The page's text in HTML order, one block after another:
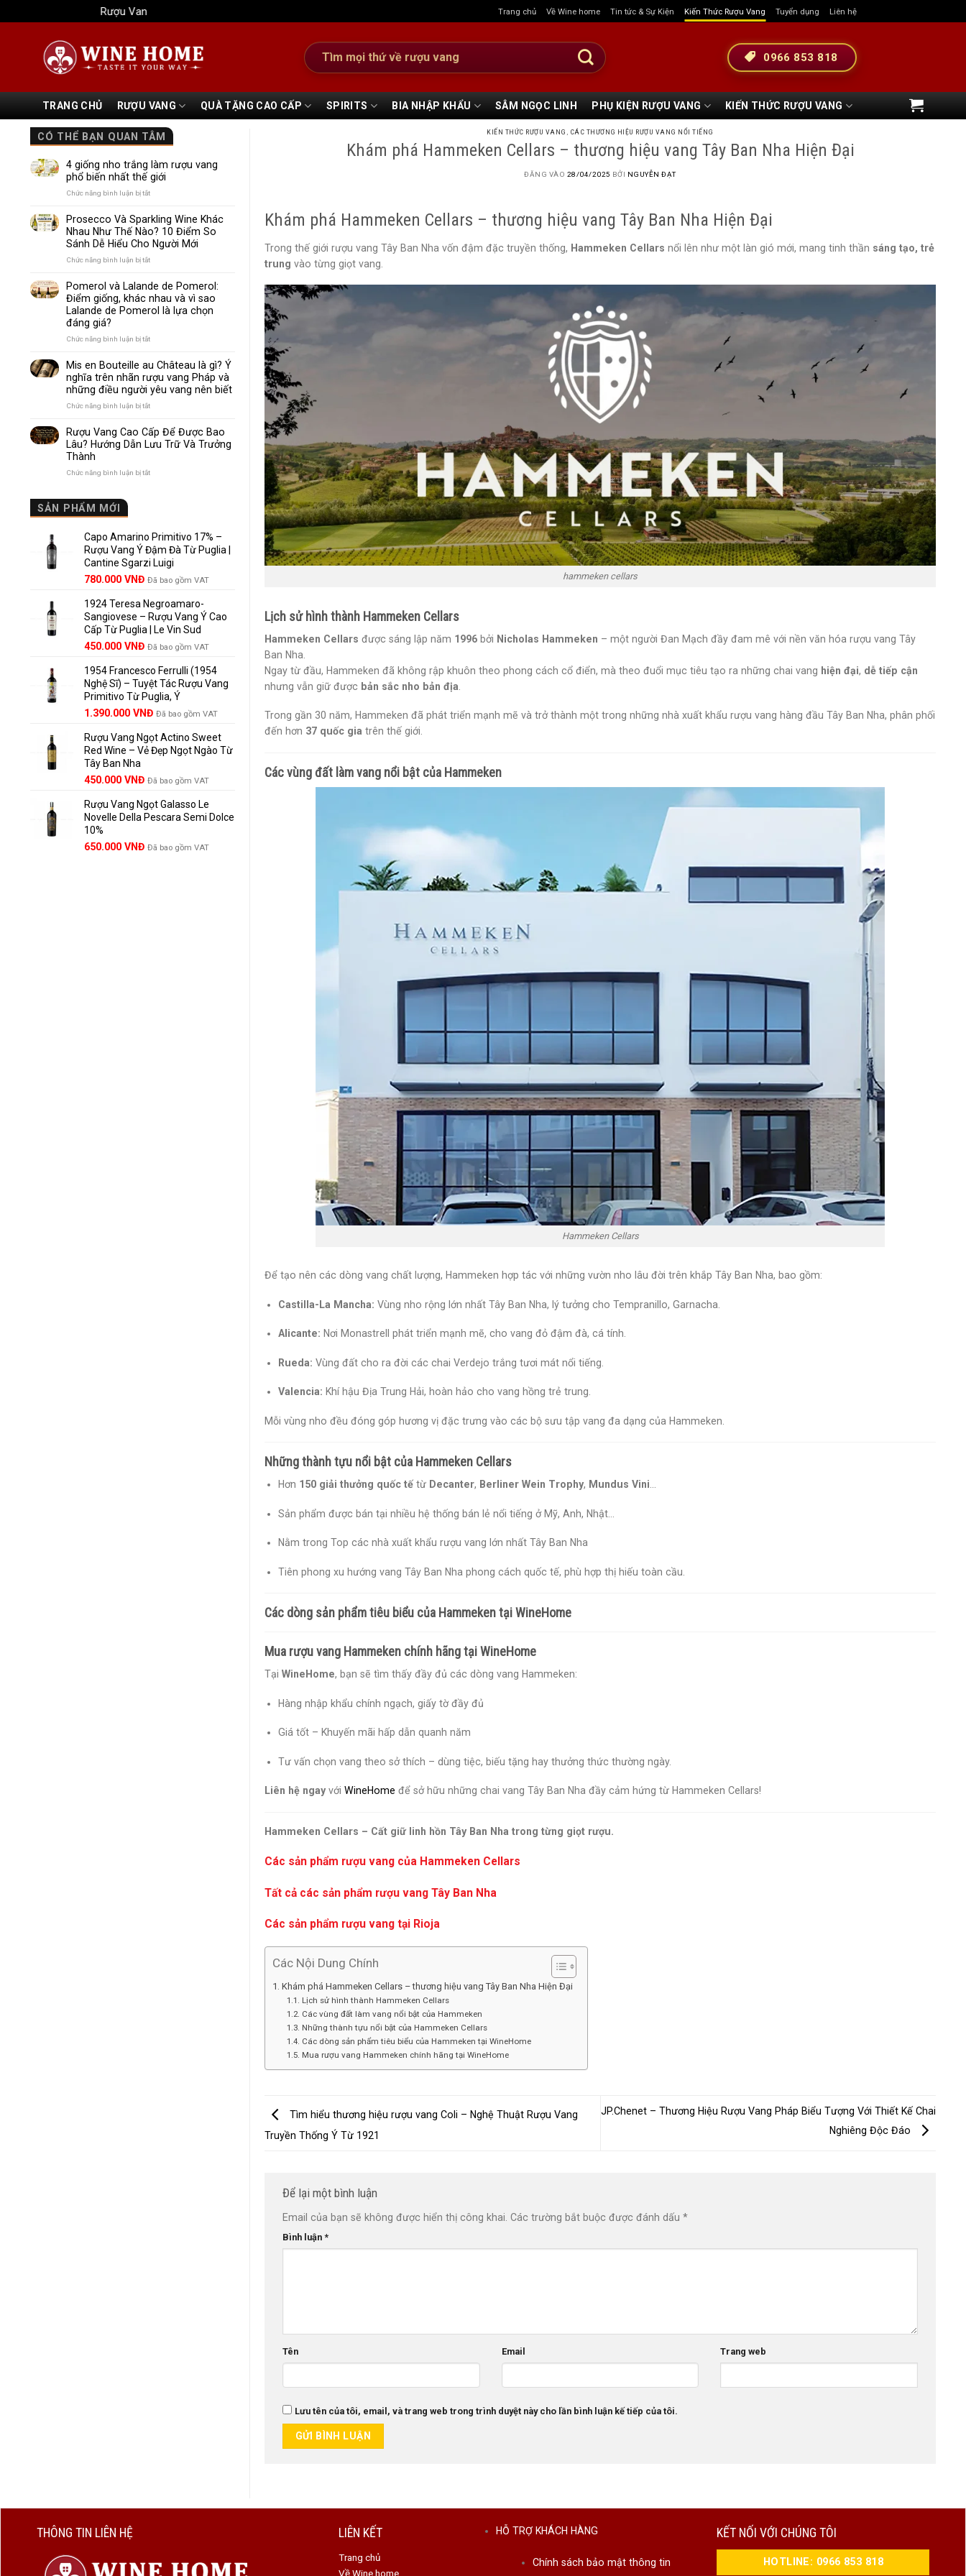
qua
Rượu Vang Wine Home Trang chủ Về Wine home Tin tức & Sự Kiện Kiến Thức Rượu Vang Tuyển dụng Liên hệ
Tìm
kiếm:
0966 853 818
TRANG CHỦ RƯỢU VANG QUÀ TẶNG CAO CẤP SPIRITS BIA NHẬP KHẨU SÂM NGỌC LINH PHỤ KIỆN RƯỢU VANG KIẾN THỨC RƯỢU VANG
CÓ THỂ BẠN QUAN TÂM
4 giống nho trắng làm rượu vang
phổ biến nhất thế giới
Chức năng bình luận bị tắtở
giống
nho
trắng
làm
biến
nhất
thế
Prosecco Và Sparkling Wine Khác
Nhau Như Thế Nào? 10 Điểm So
Sánh Dễ Hiểu Cho Người Mới
Chức năng bình luận bị tắtở
Và
Sparkling
Wine
Khác
10
Điểm
So
Dễ
Cho
Người
Pomerol và Lalande de Pomerol:
Điểm giống, khác nhau và vì sao
Lalande de Pomerol là lựa chọn
đáng giá?
Chức năng bình luận bị tắtở
Lalande
de
Pomerol:
nhau
và
chọn
đáng
giá?
Mis en Bouteille au Château là gì? Ý
nghĩa trên nhãn rượu vang Pháp và
những điều người yêu vang nên biết
Chức năng bình luận bị tắtở
en
Bouteille
au
rượu
vang
Pháp
và
những
yêu
vang
nên
Rượu Vang Cao Cấp Để Được Bao
Lâu? Hướng Dẫn Lưu Trữ Và Trưởng
Thành
Chức năng bình luận bị tắtở
Được
Bao
Lâu?
Hướng
Dẫn
Trữ
Và
Trưởng
Thành
SẢN PHẨM MỚI
Capo Amarino Primitivo 17% –
Rượu Vang Ý Đậm Đà Từ Puglia |
Cantine Sgarzi Luigi
Giá
là:
858.000 VNĐ.
780.000 VNĐGiá
tại
là:
780.000 VNĐ.
Đã bao gồm VAT
1924 Teresa Negroamaro-
Sangiovese – Rượu Vang Ý Cao
Cấp Từ Puglia | Le Vin Sud
Giá
là:
495.000 VNĐ.
450.000 VNĐGiá
tại
là:
450.000 VNĐ.
Đã bao gồm VAT
1954 Francesco Ferrulli (1954
Nghệ Sĩ) – Tuyệt Tác Rượu Vang
Primitivo Từ Puglia, Ý
Giá
là:
1.529.000 VNĐ.
1.390.000 VNĐGiá
tại
là:
Đã bao gồm VAT
Rượu Vang Ngọt Actino Sweet
Red Wine – Vẻ Đẹp Ngọt Ngào Từ
Tây Ban Nha
450.000 VNĐ Đã bao gồm VAT
Rượu Vang Ngọt Galasso Le
Novelle Della Pescara Semi Dolce
10%
650.000 VNĐ Đã bao gồm VAT
KIẾN THỨC RƯỢU VANG CÁC THƯƠNG HIỆU RƯỢU VANG NỔI TIẾNG
Khám phá Hammeken Cellars – thương hiệu vang Tây Ban Nha Hiện Đại
ĐĂNG VÀO 28/04/2025 BỞI NGUYỄN ĐẠT
Khám phá Hammeken Cellars – thương hiệu vang Tây Ban Nha Hiện Đại
Trong thế giới rượu vang Tây Ban Nha vốn đậm đặc truyền thống, Hammeken Cellars nổi lên như một làn gió mới, mang tinh thần sáng tạo, trẻ
trung vào từng giọt vang.
hammeken cellars
Lịch sử hình thành Hammeken Cellars
Hammeken Cellars được sáng lập năm 1996 bởi Nicholas Hammeken – một người Đan Mạch đầy đam mê với nền văn hóa rượu vang Tây
Ban Nha.
Ngay từ đầu, Hammeken đã không rập khuôn theo phong cách cổ điển, mà theo đuổi mục tiêu tạo ra những chai vang hiện đại, dễ tiếp cận
nhưng vẫn giữ được bản sắc nho bản địa
Trong gần 30 năm, Hammeken đã phát triển mạnh mẽ và trở thành một trong những nhà xuất khẩu rượu vang hàng đầu Tây Ban Nha, phân phối
đến hơn 37 quốc gia trên thế giới.
Các vùng đất làm vang nổi bật của Hammeken
Hammeken Cellars
Để tạo nên các dòng vang chất lượng, Hammeken hợp tác với những vườn nho lâu đời trên khắp Tây Ban Nha, bao gồm:
Castilla-La Mancha: Vùng nho rộng lớn nhất Tây Ban Nha, lý tưởng cho Tempranillo, Garnacha.
Alicante: Nơi Monastrell phát triển mạnh mẽ, cho vang đỏ đậm đà, cá tính.
Rueda: Vùng đất cho ra đời các chai Verdejo trắng tươi mát nổi tiếng.
Valencia: Khí hậu Địa Trung Hải, hoàn hảo cho vang hồng trẻ trung.
Mỗi vùng nho đều đóng góp hương vị đặc trưng vào các bộ sưu tập vang đa dạng của Hammeken.
Những thành tựu nổi bật của Hammeken Cellars
Hơn 150 giải thưởng quốc tếtừ Decanter, Berliner Wein Trophy, Mundus Vini…
Sản phẩm được bán tại nhiều hệ thống bán lẻ nổi tiếng ở Mỹ, Anh, Nhật…
Nằm trong Top các nhà xuất khẩu rượu vang lớn nhất Tây Ban Nha
Tiên phong xu hướng vang Tây Ban Nha phong cách quốc tế, phù hợp thị hiếu toàn cầu.
Các dòng sản phẩm tiêu biểu của Hammeken tại WineHome
Mua rượu vang Hammeken chính hãng tại WineHome
Tại WineHome, bạn sẽ tìm thấy đầy đủ các dòng vang Hammeken:
Hàng nhập khẩu chính ngạch, giấy tờ đầy đủ
Giá tốt – Khuyến mãi hấp dẫn quanh năm
Tư vấn chọn vang theo sở thích – dùng tiệc, biếu tặng hay thưởng thức thường ngày.
Liên hệ ngay với WineHome để sở hữu những chai vang Tây Ban Nha đầy cảm hứng từ Hammeken Cellars!
Hammeken Cellars – Cất giữ linh hồn Tây Ban Nha trong từng giọt rượu.
Các sản phẩm rượu vang của Hammeken Cellars
Tất cả các sản phẩm rượu vang Tây Ban Nha
Các sản phẩm rượu vang tại Rioja
Các Nội Dung Chính
Khám phá Hammeken Cellars – thương hiệu vang Tây Ban Nha Hiện Đại
Lịch sử hình thành Hammeken Cellars
Các vùng đất làm vang nổi bật của Hammeken
Những thành tựu nổi bật của Hammeken Cellars
Các dòng sản phẩm tiêu biểu của Hammeken tại WineHome
Mua rượu vang Hammeken chính hãng tại WineHome
Tìm hiểu thương hiệu rượu vang Coli – Nghệ Thuật Rượu Vang
Truyền Thống Ý Từ 1921
JP.Chenet – Thương Hiệu Rượu Vang Pháp Biểu Tượng Với Thiết Kế Chai
Nghiêng Độc Đáo
Để lại một bình luận
Email của bạn sẽ không được hiển thị công khai. Các trường bắt buộc được đánh dấu *
Bình luận *
Tên Email Trang web
Lưu tên của tôi, email, và trang web trong trình duyệt này cho lần bình luận kế tiếp của tôi.
THÔNG TIN LIÊN HỆ LIÊN KẾT
Trang chủ
Về Wine home
HỖ TRỢ KHÁCH HÀNG
Chính sách bảo mật thông tin
KẾT NỐI VỚI CHÚNG TÔI
HOTLINE: 0966 853 818